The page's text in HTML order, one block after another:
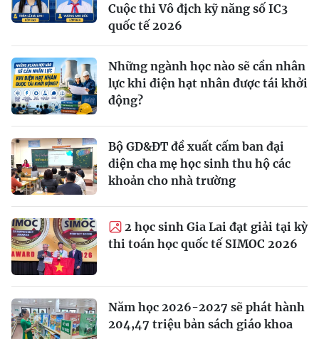
Cuộc thi Vô địch kỹ năng số IC3
quốc tế 2026
Những ngành học nào sẽ cần nhân
lực khi điện hạt nhân được tái khởi
động?
Bộ GD&ĐT đề xuất cấm ban đại
diện cha mẹ học sinh thu hộ các
khoản cho nhà trường
2 học sinh Gia Lai đạt giải tại kỳ
thi toán học quốc tế SIMOC 2026
Năm học 2026-2027 sẽ phát hành
204,47 triệu bản sách giáo khoa